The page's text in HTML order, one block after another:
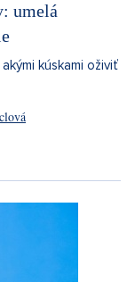
umelá
kúskami oživiť